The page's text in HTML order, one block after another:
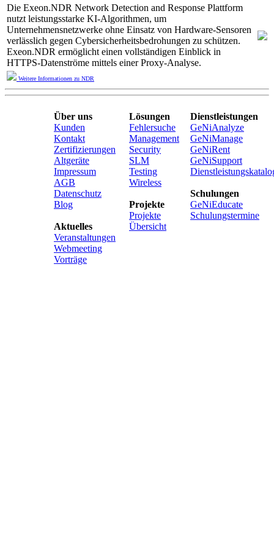
Die Exeon.NDR Network Detection and Response Plattform
nutzt leistungsstarke KI-Algorithmen, um
Unternehmensnetzwerke ohne Einsatz von Hardware-Sensoren
verlässlich gegen Cybersicherheitsbedrohungen zu schützen.
Exeon.NDR ermöglicht einen vollständigen Einblick in
HTTPS-Datenströme mittels einer Proxy-Analyse.
Weitere Informationen zu NDR
Über uns
Kunden
Kontakt
Zertifizierungen
Altgeräte
Impressum
AGB
Datenschutz
Blog
Aktuelles
Veranstaltungen
Webmeeting
Vorträge
Lösungen
Fehlersuche
Management
Security
SLM
Testing
Wireless
Projekte
Projekte
Übersicht
Dienstleistungen
GeNiAnalyze
GeNiManage
GeNiRent
GeNiSupport
Schulungen
GeNiEducate
Schulungstermine